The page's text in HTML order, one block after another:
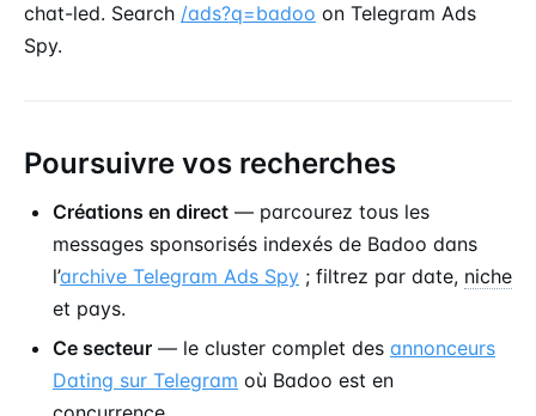
chat-led. Search /ads?q=badoo on Telegram Ads
Spy.
Poursuivre vos recherches
Créations en direct — parcourez tous les
messages sponsorisés indexés de Badoo dans
l’archive Telegram Ads Spy ; filtrez par date, niche
et pays.
Ce secteur — le cluster complet des annonceurs
Dating sur Telegram où Badoo est en